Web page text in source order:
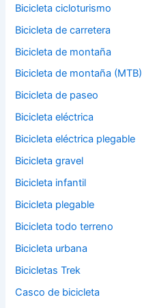
Bicicleta cicloturismo
Bicicleta de carretera
Bicicleta de montaña
Bicicleta de montaña (MTB)
Bicicleta de paseo
Bicicleta eléctrica
Bicicleta eléctrica plegable
Bicicleta gravel
Bicicleta infantil
Bicicleta plegable
Bicicleta todo terreno
Bicicleta urbana
Bicicletas Trek
Casco de bicicleta